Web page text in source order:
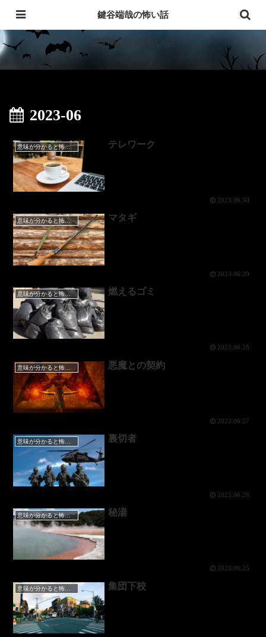
意味が分かると怖い話・洒落にならない怖い話
鍵谷端哉の怖い話
2023-06
意味が分かると怖い話 テレワーク
2023.06.30
意味が分かると怖い話 マタギ
2023.06.29
意味が分かると怖い話 燃えるゴミ
2023.06.28
意味が分かると怖い話 悪魔との契約
2023.06.27
意味が分かると怖い話 裏切者
2023.06.26
意味が分かると怖い話 秘湯
2023.06.25
意味が分かると怖い話 集団下校
鍵谷端哉の怖い話